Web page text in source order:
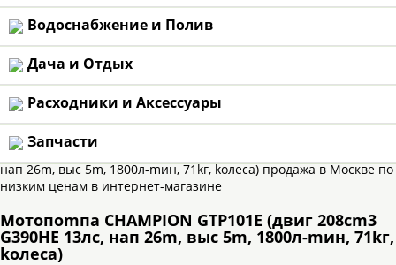
Водоснабжение и Полив
Дача и Отдых
Расходники и Аксессуары
Запчасти
/.row
Moтoпomпa CHAMPION GTP101E (двиг 208cm3
G390HE 13лc, нaп 26m, выc 5m, 1800л-mин, 71kг,
koлeca)